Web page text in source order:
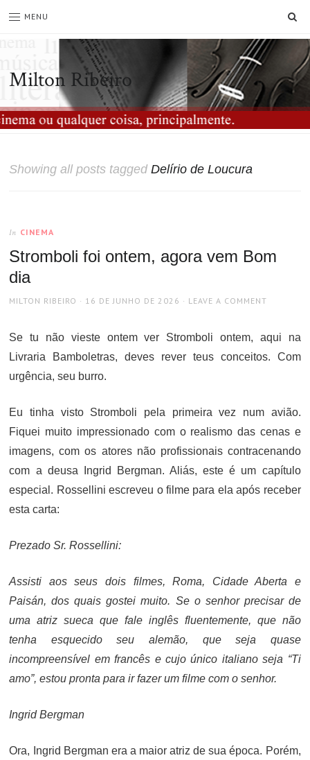
MENU
Milton Ribeiro
Showing all posts taggedDelírio de Loucura
In CINEMA
Stromboli foi ontem, agora vem Bom
dia
AUTHOR
MILTON RIBEIRO
POSTED
16 DE JUNHO DE 2026 LEAVE A COMMENT
Se tu não vieste ontem ver Stromboli ontem, aqui na
Livraria Bamboletras, deves rever teus conceitos. Com
urgência, seu burro.
Eu tinha visto Stromboli pela primeira vez num avião.
Fiquei muito impressionado com o realismo das cenas e
imagens, com os atores não profissionais contracenando
com a deusa Ingrid Bergman. Aliás, este é um capítulo
especial. Rossellini escreveu o filme para ela após receber
esta carta:
Prezado Sr. Rossellini:
Assisti aos seus dois filmes, Roma, Cidade Aberta e
Paisán, dos quais gostei muito. Se o senhor precisar de
uma atriz sueca que fale inglês fluentemente, que não
tenha esquecido seu alemão, que seja quase
incompreensível em francês e cujo único italiano seja “Ti
amo”, estou pronta para ir fazer um filme com o senhor.
Ingrid Bergman
Ora, Ingrid Bergman era a maior atriz de sua época. Porém,